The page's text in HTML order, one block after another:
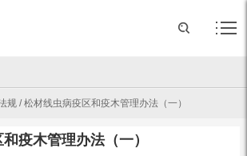
规 /松材线虫病疫区和疫木管理办法（一）
疫木管理办法（一）